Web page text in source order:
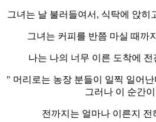
그녀는 날 불러들여서, 식탁에 앉히
그녀는 커피를 반쯤 마실 때까
나는 나의 너무 이른 도착에
" 머리로는 농장 분들이 일찍 일어
그러나 이 순간이
전까지는 얼마나 이른지 전